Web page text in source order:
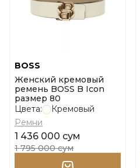
BOSS
Женский кремовый
ремень BOSS B Icon
размер 80
Цвета:
Кремовый
Ремни
1 436 000 сум
1 795 000 сум